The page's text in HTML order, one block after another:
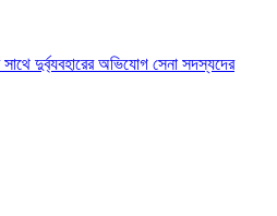
দুর্ব্যবহারের অভিযোগ সেনা সদস্যদের